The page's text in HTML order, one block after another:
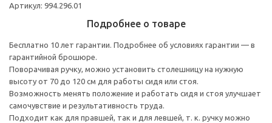
Артикул: 994.296.01
Подробнее о товаре
Бесплатно 10 лет гарантии. Подробнее об условиях гарантии — в
гарантийной брошюре.
Поворачивая ручку, можно установить столешницу на нужную
высоту от 70 до 120 см для работы сидя или стоя.
Возможность менять положение и работать сидя и стоя улучшает
самочувствие и результативность труда.
Подходит как для правшей, так и для левшей, т. к. ручку можно